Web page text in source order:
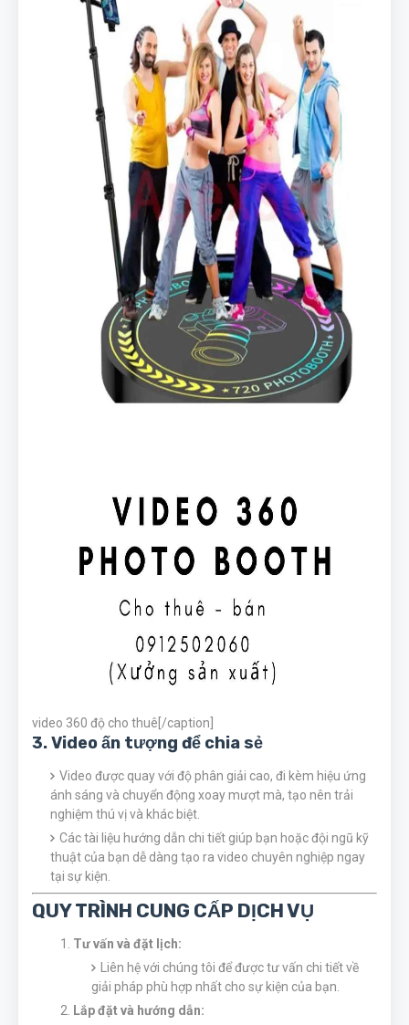
video 360 độ cho thuê[/caption]
3. Video ấn tượng để chia sẻ
Video được quay với độ phân giải cao, đi kèm hiệu ứng
ánh sáng và chuyển động xoay mượt mà, tạo nên trải
nghiệm thú vị và khác biệt.
Các tài liệu hướng dẫn chi tiết giúp bạn hoặc đội ngũ kỹ
thuật của bạn dễ dàng tạo ra video chuyên nghiệp ngay
tại sự kiện.
QUY TRÌNH CUNG CẤP DỊCH VỤ
Tư vấn và đặt lịch:
Liên hệ với chúng tôi để được tư vấn chi tiết về
giải pháp phù hợp nhất cho sự kiện của bạn.
Lắp đặt và hướng dẫn: